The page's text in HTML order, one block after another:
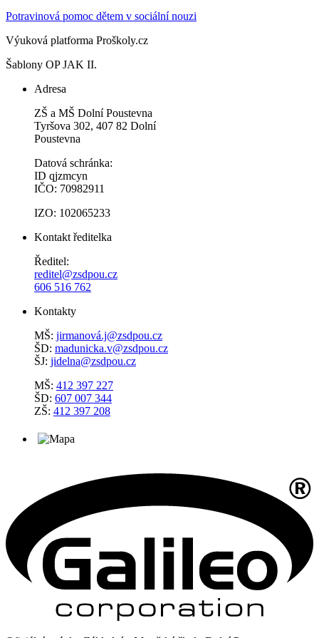
Potravinová pomoc dětem v sociální nouzi
Výuková platforma Proškoly.cz
Šablony OP JAK II.
Adresa
ZŠ a MŠ Dolní Poustevna
Tyršova 302, 407 82 Dolní
Poustevna
Datová schránka:
ID qjzmcyn
IČO: 70982911
IZO: 102065233
Kontakt ředitelka
Ředitel:
reditel@zsdpou.cz
606 516 762
Kontakty
MŠ: jirmanová.j@zsdpou.cz
ŠD: madunicka.v@zsdpou.cz
ŠJ: jidelna@zsdpou.cz
MŠ: 412 397 227
ŠD: 607 007 344
ZŠ: 412 397 208